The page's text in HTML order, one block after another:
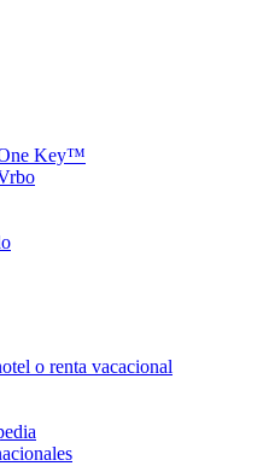
Key™
o renta vacacional